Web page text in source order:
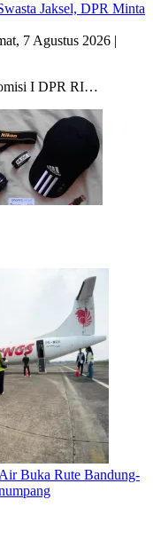
Jaksel, DPR Minta
7 Agustus 2026 |
I DPR RI…
Buka Rute Bandung-